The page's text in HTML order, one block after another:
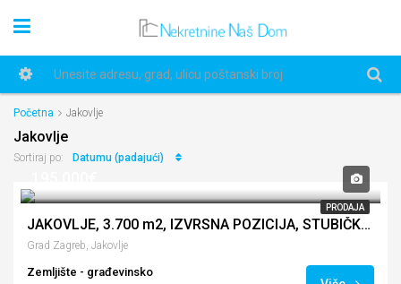
Početna Jakovlje
Jakovlje
Sortiraj po: Datumu (padajući)
PRODAJA
JAKOVLJE, 3.700 m2, IZVRSNA POZICIJA, STUBIČKA ULICA
Grad Zagreb, Jakovlje
Zemljište - građevinsko